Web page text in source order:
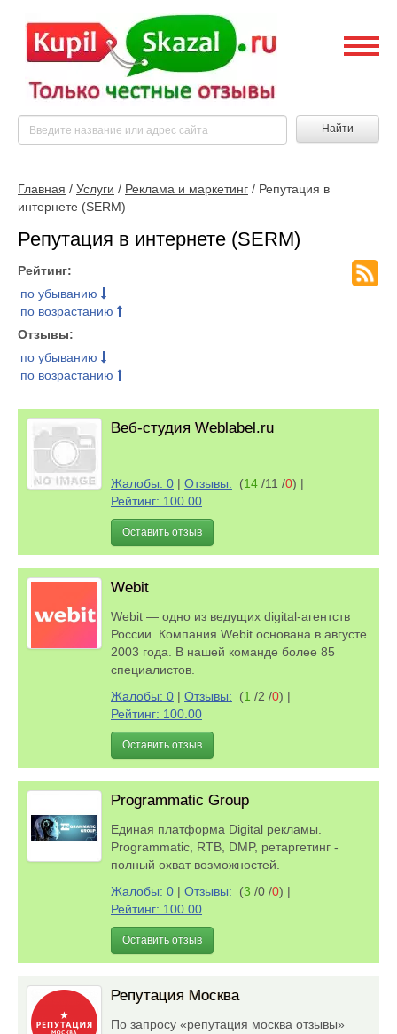
Найти
Главная / Услуги / Реклама и маркетинг / Репутация в
интернете (SERM)
Репутация в интернете (SERM)
Рейтинг:
по убыванию
по возрастанию
Отзывы:
по убыванию
по возрастанию
Веб-студия Weblabel.ru
Жалобы: 0 | Отзывы: (14 /11 /0) |
Рейтинг: 100.00
Оставить отзыв
Webit
Webit — одно из ведущих digital-агентств
России. Компания Webit основана в августе
2003 года. В нашей команде более 85
специалистов.
Жалобы: 0 | Отзывы: (1 /2 /0) |
Рейтинг: 100.00
Оставить отзыв
Programmatic Group
Единая платформа Digital рекламы.
Programmatic, RTB, DMP, ретаргетинг -
полный охват возможностей.
Жалобы: 0 | Отзывы: (3 /0 /0) |
Рейтинг: 100.00
Оставить отзыв
Репутация Москва
По запросу «репутация москва отзывы»